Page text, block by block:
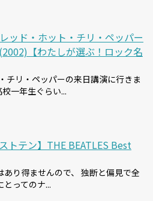
ッド・ホット・チリ・ペッパー
【わたしが選ぶ！ロック名
チリ・ペッパーの来日講演に行きま
一年生ぐらい...
トテン】THE BEATLES Best
り得ませんので、 独断と偏見で全
ってのナ...